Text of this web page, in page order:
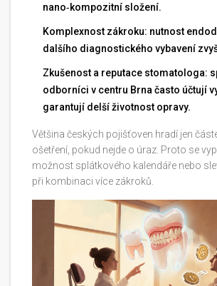
nano‑kompozitní složení.
Komplexnost zákroku: nutnost
dalšího diagnostického vybavení
Zkušenost a reputace stomatologa:
odborníci v centru Brna často účtují
garantují delší životnost opravy.
Většina českých pojišťoven hradí jen
ošetření, pokud nejde o úraz. Proto se
možnost splátkového kalendáře nebo
při kombinaci více zákroků.